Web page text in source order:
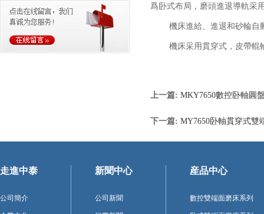
爲卧式布局，磨頭進退導軌采
機床進給、進退和砂輪自
機床采用貫穿式，皮帶輥
上一篇: MKY7650數控卧軸圓
下一篇: MY7650卧軸貫穿式雙
走進中泰
公司簡介
新聞中心
公司新聞
産品中心
數控雙端面磨床系列